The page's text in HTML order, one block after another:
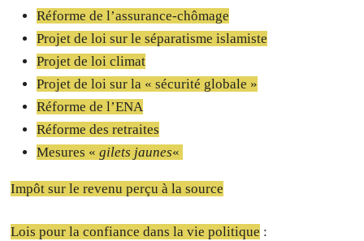
Réforme de l’assurance-chômage
Projet de loi sur le séparatisme islamiste
Projet de loi climat
Projet de loi sur la « sécurité globale »
Réforme de l’ENA
Réforme des retraites
Mesures «gilets jaunes«
Impôt sur le revenu perçu à la source
Lois pour la confiance dans la vie politique :